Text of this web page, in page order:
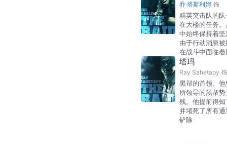
乔·塔斯利姆 饰
精英突击队的
在大楼的任务
中始终保持着
由于行动消息
在战斗中面临
塔玛
Ray Sahetapy 饰
黑帮的首领。
所领导的黑帮
残。他提前得
并堵死了所有
铲除